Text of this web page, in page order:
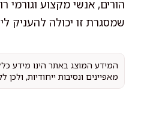
הורים, אנשי מקצוע
שמסגרת זו יכולה להעניק
המידע המוצג באתר הינו מידע
מאפיינים ונסיבות ייחודיות,